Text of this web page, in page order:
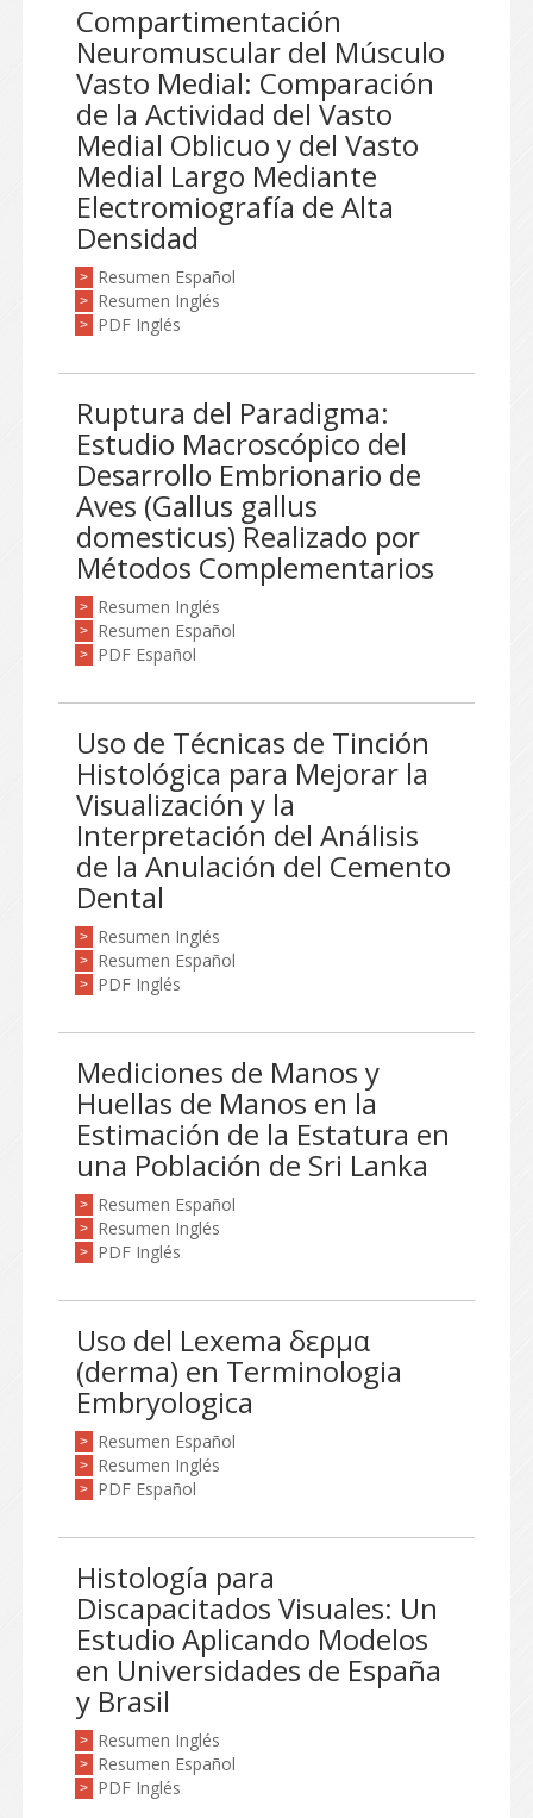
Compartimentación
Neuromuscular del Músculo
Vasto Medial: Comparación
de la Actividad del Vasto
Medial Oblicuo y del Vasto
Medial Largo Mediante
Electromiografía de Alta
Densidad
> Resumen Español
> Resumen Inglés
> PDF Inglés
Ruptura del Paradigma:
Estudio Macroscópico del
Desarrollo Embrionario de
Aves (Gallus gallus
domesticus) Realizado por
Métodos Complementarios
> Resumen Inglés
> Resumen Español
> PDF Español
Uso de Técnicas de Tinción
Histológica para Mejorar la
Visualización y la
Interpretación del Análisis
de la Anulación del Cemento
Dental
> Resumen Inglés
> Resumen Español
> PDF Inglés
Mediciones de Manos y
Huellas de Manos en la
Estimación de la Estatura en
una Población de Sri Lanka
> Resumen Español
> Resumen Inglés
> PDF Inglés
Uso del Lexema δερμα
(derma) en Terminologia
Embryologica
> Resumen Español
> Resumen Inglés
> PDF Español
Histología para
Discapacitados Visuales: Un
Estudio Aplicando Modelos
en Universidades de España
y Brasil
> Resumen Inglés
> Resumen Español
> PDF Inglés